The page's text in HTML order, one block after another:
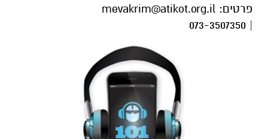
פרטים: mevakrim@atikot.org.il
| 073-3507350